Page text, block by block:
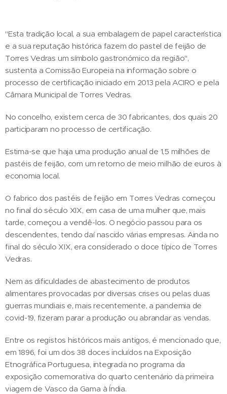
"Esta tradição local, a sua embalagem de papel característica
e a sua reputação histórica fazem do pastel de feijão de
Torres Vedras um símbolo gastronómico da região",
sustenta a Comissão Europeia na informação sobre o
processo de certificação iniciado em 2013 pela ACIRO e pela
Câmara Municipal de Torres Vedras.
No concelho, existem cerca de 30 fabricantes, dos quais 20
participaram no processo de certificação.
Estima-se que haja uma produção anual de 1,5 milhões de
pastéis de feijão, com um retorno de meio milhão de euros à
economia local.
O fabrico dos pastéis de feijão em Torres Vedras começou
no final do século XIX, em casa de uma mulher que, mais
tarde, começou a vendê-los. O negócio passou para os
descendentes, tendo daí nascido várias empresas. Ainda no
final do século XIX, era considerado o doce típico de Torres
Vedras.
Nem as dificuldades de abastecimento de produtos
alimentares provocadas por diversas crises ou pelas duas
guerras mundiais e, mais recentemente, a pandemia de
covid-19, fizeram parar a produção ou abrandar as vendas.
Entre os registos históricos mais antigos, é mencionado que,
em 1896, foi um dos 38 doces incluídos na Exposição
Etnográfica Portuguesa, integrada no programa da
exposição comemorativa do quarto centenário da primeira
viagem de Vasco da Gama à Índia.